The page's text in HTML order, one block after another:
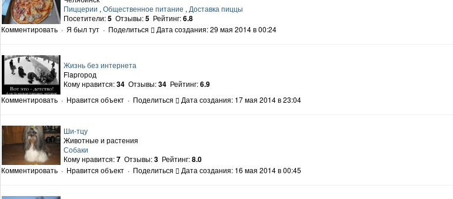
Пиццерии , Общественное питание , Доставка пиццы
Посетители:5 Отзывы:5 Рейтинг:6.8
Комментировать · Я был тут · Поделиться Дата создания: 29 мая 2014 в 00:24
Жизнь без интернета
Flapгород
Кому нравится:34 Отзывы:34 Рейтинг:6.9
Комментировать · Нравится объект · Поделиться Дата создания: 17 мая 2014 в 23:04
Ши-тцу
Животные и растения
Собаки
Кому нравится:7 Отзывы:3 Рейтинг:8.0
Комментировать · Нравится объект · Поделиться Дата создания: 16 мая 2014 в 00:45